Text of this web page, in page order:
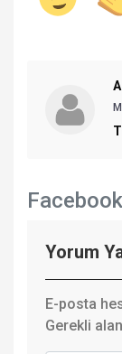
Yorum
E-posta
Gerekli